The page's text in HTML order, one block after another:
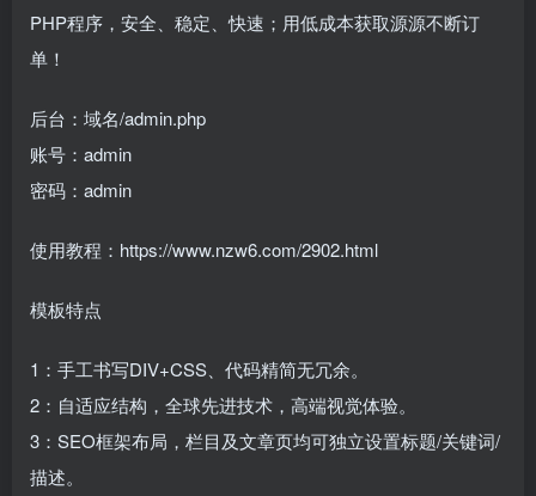
PHP程序，安全、稳定、快速；用低成本获取源源不断订
单！
后台：域名/admin.php
账号：admin
密码：admin
使用教程：https://www.nzw6.com/2902.html
模板特点
1：手工书写DIV+CSS、代码精简无冗余。
2：自适应结构，全球先进技术，高端视觉体验。
3：SEO框架布局，栏目及文章页均可独立设置标题/关键词/
描述。